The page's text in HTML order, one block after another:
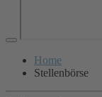
Home
Stellenbörse